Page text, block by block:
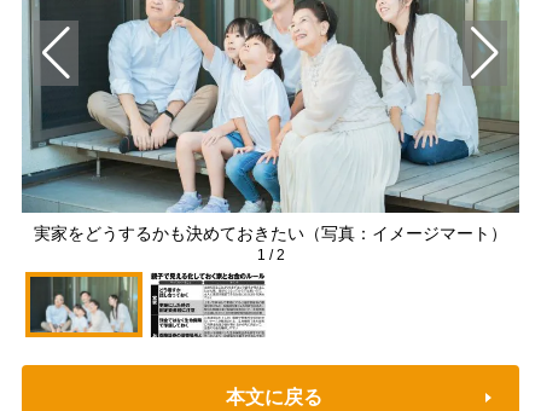
実家をどうするかも決めておきたい（写真：イメージマート）
1 /2
本文に戻る